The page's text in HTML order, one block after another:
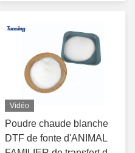
Vidéo
Poudre chaude blanche
DTF de fonte d'ANIMAL